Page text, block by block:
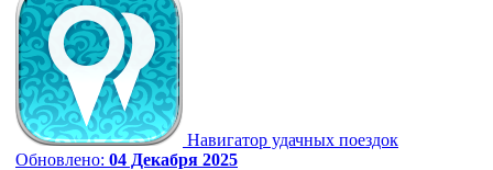
Навигатор удачных поездок
Обновлено: 04 Декабря 2025